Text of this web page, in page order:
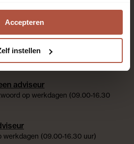
Accepteren
instellen
adviseur
op werkdagen (09.00-16.30
werkdagen (09.00-16.30 uur)